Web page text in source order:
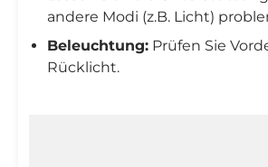
andere Modi (z.B. Licht)
Beleuchtung: Prüfen Sie
Rücklicht.